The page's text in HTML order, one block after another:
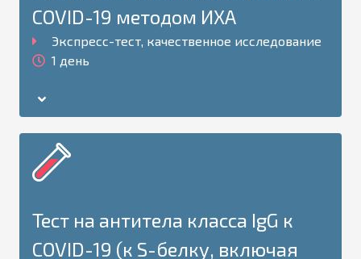
COVID-19 методом ИХА
Экспресс-тест, качественное исследование
1 день
Тест на антитела класса IgG к
COVID-19 (к S-белку, включая